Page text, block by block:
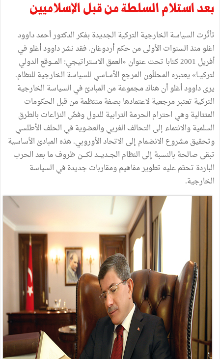
بعد استلام السلطة من قبل الإسلاميين
تأثّرت السياسة الخارجية التركية الجديدة بفكر الدكتور أحمد داوود
اغلو منذ السنوات الأولى من حكم أردوغان. فقد نشر داوود أغلو في
أفريل 2001 كتابا تحت عنوان «العمق الاستراتيجي: المـــوقع الدولي
لتركيــا» يعتبره المحللّون المرجع الأساسي للسياسة الخارجية للنظام.
يرى داوود أغلو أن هناك مجموعة من المبادئ في السياسة الخارجية
التركية تعتبر مرجعية لاعتمادها بصفة منتظمة من قبل الحكومات
المتتالية وهي احترام الحرمة الترابية للدول وفضّ النزاعات بالطرق
السلمية والانتماء إلى التحالف الغربي والعضوية في الحلف الأطلسي
وتحقيق مشروع الانضمام إلى الاتحاد الأوروبي. هذه المبادئ الأساسية
تبقى صالحة بالنسبة إلى النظام الجــديـــد لكــــن ظروف ما بعد الحرب
الباردة تحتّم عليه تطوير مفاهيم ومقاربات جديدة في السياسة
الخارجية.